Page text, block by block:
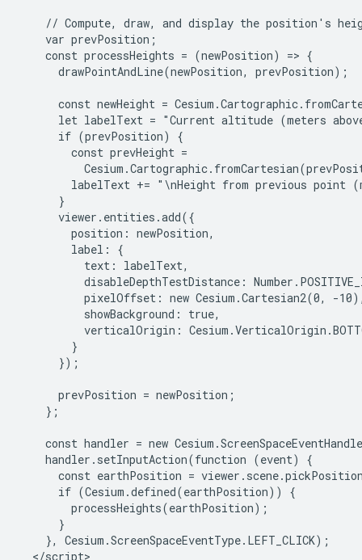
// Compute, draw, and display the position's
    var prevPosition;
    const processHeights = (newPosition) => {
      drawPointAndLine(newPosition, prevPosition);
const newHeight =
let labelText = "Current altitude (meters
      if (prevPosition) {
        const prevHeight =
labelText += "\nHeight from previous point
      }
      viewer.entities.add({
        position: newPosition,
        label: {
          text: labelText,
disableDepthTestDistance:
pixelOffset: new Cesium.Cartesian2(0, -
          showBackground: true,
verticalOrigin:
        }
      });
      prevPosition = newPosition;
    };
const handler = new
    handler.setInputAction(function (event) {
const earthPosition =
      if (Cesium.defined(earthPosition)) {
        processHeights(earthPosition);
      }
    }, Cesium.ScreenSpaceEventType.LEFT_CLICK);
  </script>